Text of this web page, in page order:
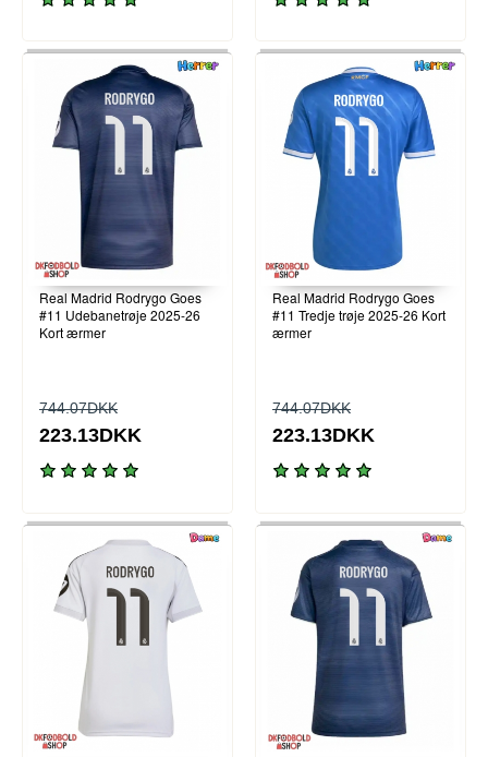
Real Madrid Rodrygo Goes
#11 Udebanetrøje 2025-26
Kort ærmer
744.07DKK
223.13DKK
Real Madrid Rodrygo Goes
#11 Tredje trøje 2025-26 Kort
ærmer
744.07DKK
223.13DKK